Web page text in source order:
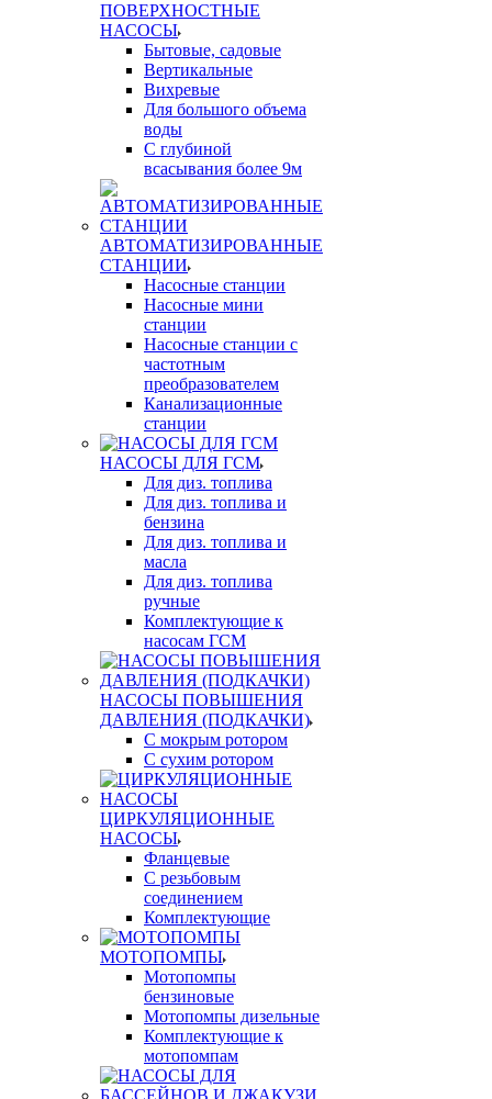
ПОВЕРХНОСТНЫЕ
НАСОСЫ
Бытовые, садовые
Вертикальные
Вихревые
Для большого объема
воды
С глубиной
всасывания более 9м
АВТОМАТИЗИРОВАННЫЕ
СТАНЦИИ
Насосные станции
Насосные мини
станции
Насосные станции с
частотным
преобразователем
Канализационные
станции
НАСОСЫ ДЛЯ ГСМ
Для диз. топлива
Для диз. топлива и
бензина
Для диз. топлива и
масла
Для диз. топлива
ручные
Комплектующие к
насосам ГСМ
НАСОСЫ ПОВЫШЕНИЯ
ДАВЛЕНИЯ (ПОДКАЧКИ)
С мокрым ротором
С сухим ротором
ЦИРКУЛЯЦИОННЫЕ
НАСОСЫ
Фланцевые
С резьбовым
соединением
Комплектующие
МОТОПОМПЫ
Мотопомпы
бензиновые
Мотопомпы дизельные
Комплектующие к
мотопомпам